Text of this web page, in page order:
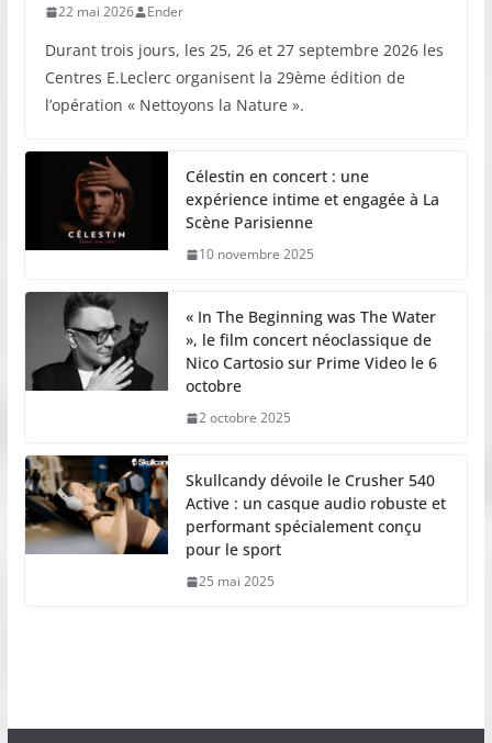
22 mai 2026 Ender
Durant trois jours, les 25, 26 et 27 septembre 2026 les
Centres E.Leclerc organisent la 29ème édition de
l’opération « Nettoyons la Nature ».
Célestin en concert : une
expérience intime et engagée à La
Scène Parisienne
10 novembre 2025
« In The Beginning was The Water
», le film concert néoclassique de
Nico Cartosio sur Prime Video le 6
octobre
2 octobre 2025
Skullcandy dévoile le Crusher 540
Active : un casque audio robuste et
performant spécialement conçu
pour le sport
25 mai 2025